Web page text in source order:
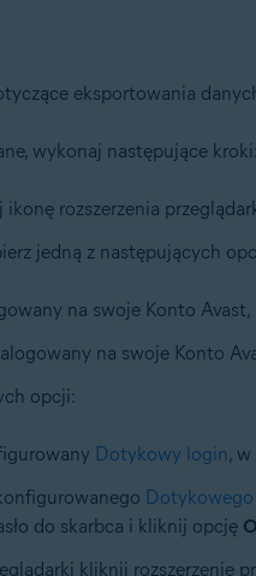
eksportowania
wykonaj następujące kroki:
rozszerzenia
jedną z następujących
na swoje Konto
na swoje Konto
opcji:
Dotykowy login,
do skarbca i kliknij opcję
kliknij rozszerzenie